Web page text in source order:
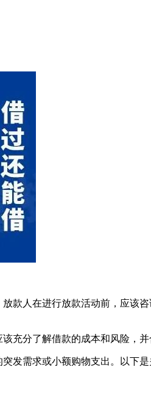
款人在进行放款活动前，应该
充分了解借款的成本和风险，并
发需求或小额购物支出。以下是